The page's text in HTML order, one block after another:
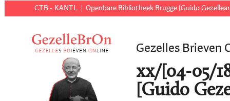
CTB - KANTL Openbare Bibliotheek Brugge (Guido
Gezelles Brieven
xx/[04-05/
[Guido